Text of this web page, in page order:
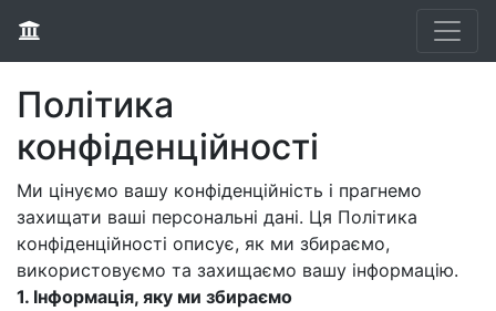
Політика
конфіденційності
Ми цінуємо вашу конфіденційність і прагнемо
захищати ваші персональні дані. Ця Політика
конфіденційності описує, як ми збираємо,
використовуємо та захищаємо вашу інформацію.
1. Інформація, яку ми збираємо